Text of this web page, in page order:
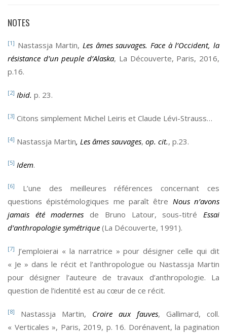
NOTES
[1] Nastassja Martin, Les âmes sauvages. Face à l’Occident, la
résistance d’un peuple d’Alaska, La Découverte, Paris, 2016,
p.16.
[2] Ibid. p. 23.
[3] Citons simplement Michel Leiris et Claude Lévi-Strauss…
[4] Nastassja Martin, Les âmes sauvages, op. cit., p.23.
[5] Idem.
[6]
L’une des meilleures références concernant ces
questions épistémologiques me paraît être Nous n’avons
jamais été modernesde Bruno Latour, sous-titré Essai
d’anthropologie symétrique (La Découverte, 1991).
[7] J’emploierai « la narratrice » pour désigner celle qui dit
« Je » dans le récit et l’anthropologue ou Nastassja Martin
pour désigner l’auteure de travaux d’anthropologie. La
question de l’identité est au cœur de ce récit.
[8] Nastassja Martin, Croire aux fauves, Gallimard, coll.
« Verticales », Paris, 2019, p. 16. Dorénavent, la pagination